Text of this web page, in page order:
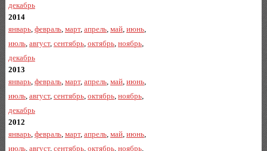
декабрь
2014
январь, февраль, март, апрель, май, июнь,
июль, август, сентябрь, октябрь, ноябрь,
декабрь
2013
январь, февраль, март, апрель, май, июнь,
июль, август, сентябрь, октябрь, ноябрь,
декабрь
2012
январь, февраль, март, апрель, май, июнь,
июль, август, сентябрь, октябрь, ноябрь,